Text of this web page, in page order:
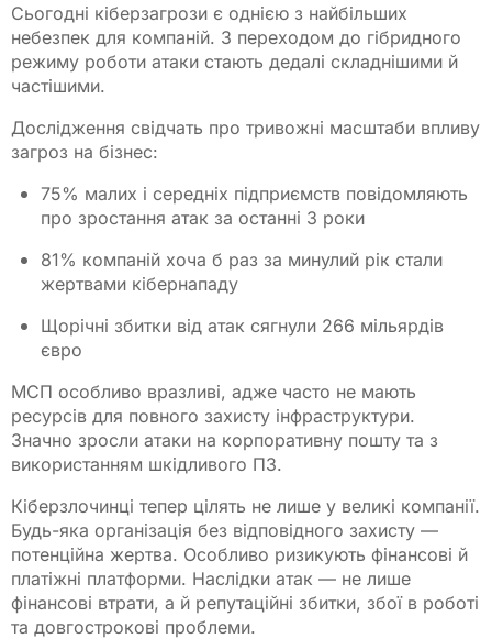
Сьогодні кіберзагрози є однією з найбільших
небезпек для компаній. З переходом до гібридного
режиму роботи атаки стають дедалі складнішими й
частішими.
Дослідження свідчать про тривожні масштаби впливу
загроз на бізнес:
75% малих і середніх підприємств повідомляють
про зростання атак за останні 3 роки
81% компаній хоча б раз за минулий рік стали
жертвами кібернападу
Щорічні збитки від атак сягнули 266 мільярдів
євро
МСП особливо вразливі, адже часто не мають
ресурсів для повного захисту інфраструктури.
Значно зросли атаки на корпоративну пошту та з
використанням шкідливого ПЗ.
Кіберзлочинці тепер цілять не лише у великі компанії.
Будь-яка організація без відповідного захисту —
потенційна жертва. Особливо ризикують фінансові й
платіжні платформи. Наслідки атак — не лише
фінансові втрати, а й репутаційні збитки, збої в роботі
та довгострокові проблеми.